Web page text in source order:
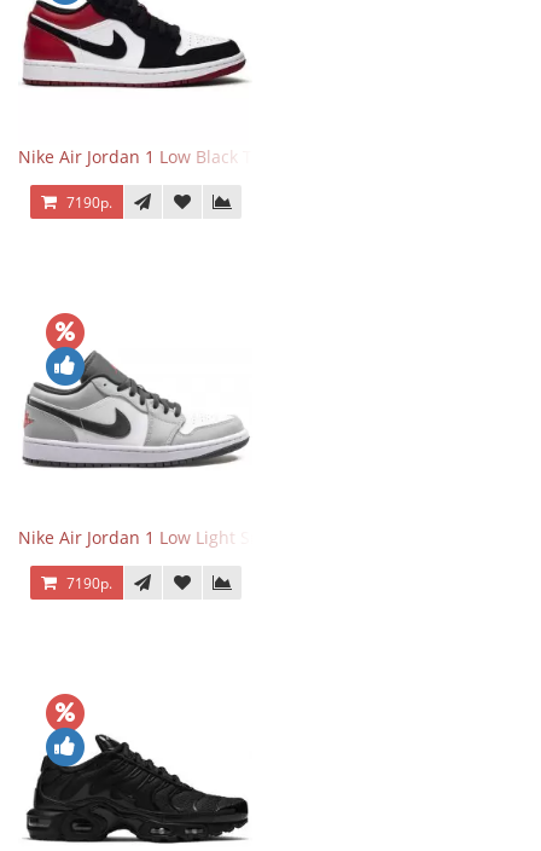
Nike Air Jordan 1 Low Black Toe
7190р.
Nike Air Jordan 1 Low Light Smoke Grey
7190р.